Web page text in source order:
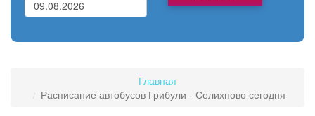
Главная
Расписание автобусов Грибули - Селихново сегодня